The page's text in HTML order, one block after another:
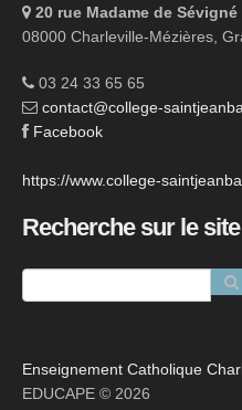
20 rue Madame de Sévigné
08000 Charleville-Mézières,
03 24 33 65 65
contact@college-
Facebook
https://www.college-
Recherche sur le site
Enseignement Catholique
EDUCAPE © 2026